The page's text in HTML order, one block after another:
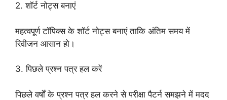
2. शॉर्ट नोट्स बनाएं
महत्वपूर्ण टॉपिक्स के शॉर्ट नोट्स बनाएं ताकि अंतिम समय में
रिवीजन आसान हो।
3. पिछले प्रश्न पत्र हल करें
पिछले वर्षों के प्रश्न पत्र हल करने से परीक्षा पैटर्न समझने में मदद